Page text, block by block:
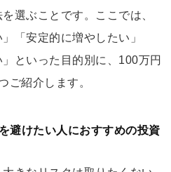
選ぶことです。ここでは、
「安定的に増やしたい」
」といった目的別に、100万円
ご紹介します。
避けたい人におすすめの投資